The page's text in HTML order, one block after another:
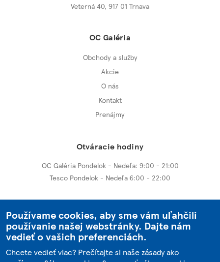
Veterná 40, 917 01 Trnava
OC Galéria
Obchody a služby
Akcie
O nás
Kontakt
Prenájmy
Otváracie hodiny
OC Galéria Pondelok - Nedeľa: 9:00 - 21:00
Tesco Pondelok - Nedeľa 6:00 - 22:00
OC Galéria Nitra
OC Galéria Dunajská Streda
Používame cookies, aby sme vám uľahčili
používanie našej webstránky. Dajte nám
vedieť o vašich preferenciách.
Chcete vedieť viac? Prečítajte si naše zásady ako